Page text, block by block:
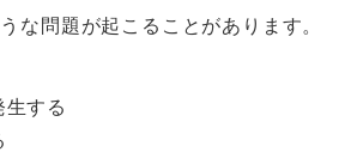
な問題が起こることがあります。
する